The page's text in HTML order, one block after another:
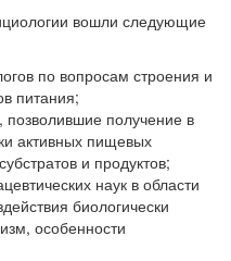
вошли следующие
по вопросам строения и
питания;
позволившие получение в
активных пищевых
и продуктов;
наук в области
биологически
особенности